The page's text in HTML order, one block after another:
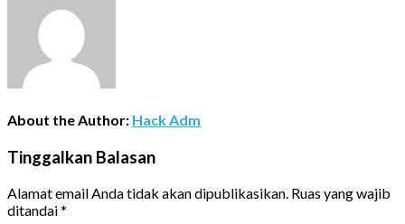
About the Author: Hack Adm
Tinggalkan Balasan
Alamat email Anda tidak akan dipublikasikan. Ruas yang wajib
ditandai*